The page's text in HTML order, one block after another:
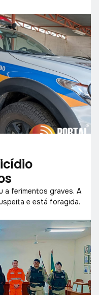
a ferimentos graves. A
e está foragida.